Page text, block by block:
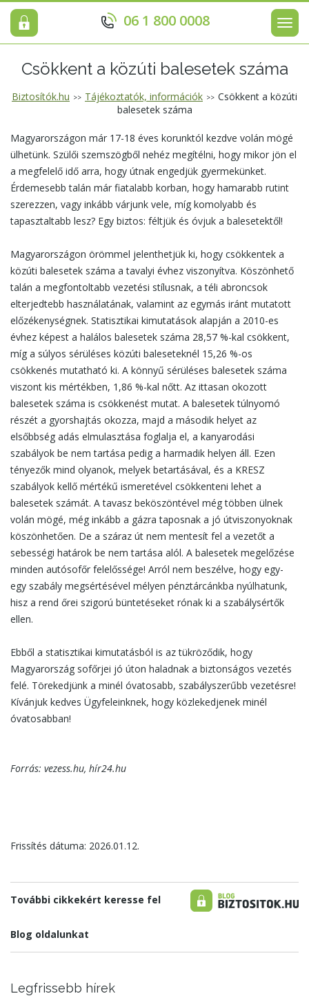
Menü
06 1 800 0008
Csökkent a közúti balesetek száma
Biztosítók.hu >> Tájékoztatók, információk >> Csökkent a közúti
balesetek száma
Magyarországon már 17-18 éves korunktól kezdve volán mögé
ülhetünk. Szülői szemszögből nehéz megítélni, hogy mikor jön el
a megfelelő idő arra, hogy útnak engedjük gyermekünket.
Érdemesebb talán már fiatalabb korban, hogy hamarabb rutint
szerezzen, vagy inkább várjunk vele, míg komolyabb és
tapasztaltabb lesz? Egy biztos: féltjük és óvjuk a balesetektől!
Magyarországon örömmel jelenthetjük ki, hogy csökkentek a
közúti balesetek száma a tavalyi évhez viszonyítva. Köszönhető
talán a megfontoltabb vezetési stílusnak, a téli abroncsok
elterjedtebb használatának, valamint az egymás iránt mutatott
előzékenységnek. Statisztikai kimutatások alapján a 2010-es
évhez képest a halálos balesetek száma 28,57 %-kal csökkent,
míg a súlyos sérüléses közúti baleseteknél 15,26 %-os
csökkenés mutatható ki. A könnyű sérüléses balesetek száma
viszont kis mértékben, 1,86 %-kal nőtt. Az ittasan okozott
balesetek száma is csökkenést mutat. A balesetek túlnyomó
részét a gyorshajtás okozza, majd a második helyet az
elsőbbség adás elmulasztása foglalja el, a kanyarodási
szabályok be nem tartása pedig a harmadik helyen áll. Ezen
tényezők mind olyanok, melyek betartásával, és a KRESZ
szabályok kellő mértékű ismeretével csökkenteni lehet a
balesetek számát. A tavasz beköszöntével még többen ülnek
volán mögé, még inkább a gázra taposnak a jó útviszonyoknak
köszönhetően. De a száraz út nem mentesít fel a vezetőt a
sebességi határok be nem tartása alól. A balesetek megelőzése
minden autósofőr felelőssége! Arról nem beszélve, hogy egy-
egy szabály megsértésével mélyen pénztárcánkba nyúlhatunk,
hisz a rend őrei szigorú büntetéseket rónak ki a szabálysértők
ellen.
Ebből a statisztikai kimutatásból is az tükröződik, hogy
Magyarország sofőrjei jó úton haladnak a biztonságos vezetés
felé. Törekedjünk a minél óvatosabb, szabályszerűbb vezetésre!
Kívánjuk kedves Ügyfeleinknek, hogy közlekedjenek minél
óvatosabban!
Forrás: vezess.hu, hír24.hu
Frissítés dátuma: 2026.01.12.
További cikkekért keresse fel
Blog oldalunkat
Legfrissebb hírek